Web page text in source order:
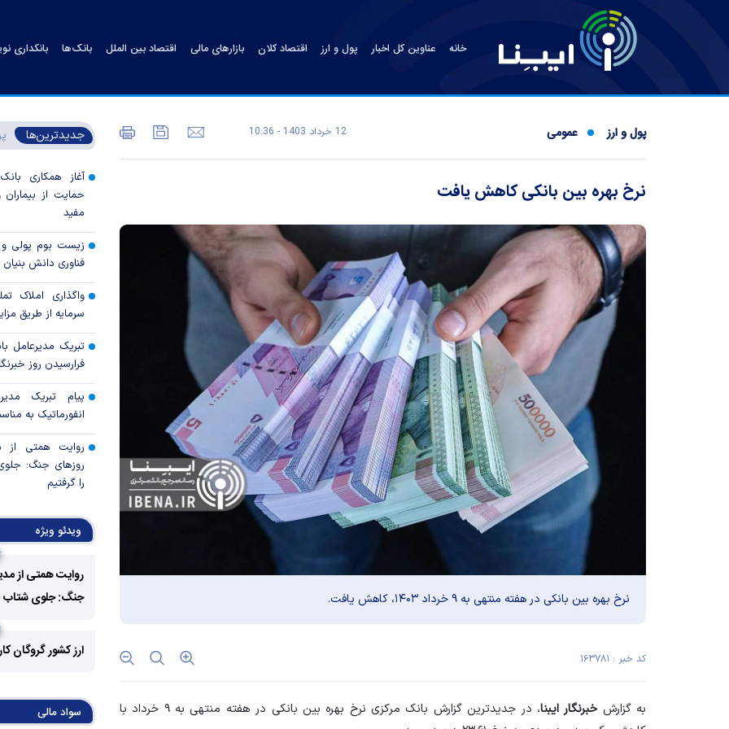
خانه عناوین کل اخبار پول و ارز اقتصاد کلان بازارهای مالی اقتصاد بین الملل بانک‌ها بانکداری
پول و ارز عمومی 12 خرداد 1403 - 10:36
نرخ بهره بین بانکی کاهش یافت
نرخ بهره بین بانکی در هفته منتهی به ۹ خرداد ۱۴۰۳، کاهش یافت.
کد خبر : ۱۶۳۷۸۱
به گزارش خبرنگار ایبنا
، در جدیدترین گزارش بانک مرکزی نرخ بهره بین بانکی در هفته منتهی به ۹ خرداد با
جدیدترین‌ها
آغاز همکاری
حمایت از بیماران
مفید
زیست بوم پولی و
فناوری دانش
واگذاری املاک
سرمایه از طریق
تبریک مدیرعامل
فرارسیدن روز
پیام تبریک
انفورماتیک به
روایت همتی از
روزهای جنگ:
را گرفتیم
صدرنشینی
استودیو
عبدالناصر همتی
آرایش جنگی
مهم‌ترین پروژه
نفت،
اتکای اقتصاد
ویدئو ویژه
روایت همتی از
جنگ: جلوی شتاب
ارز کشور گروگان
سواد مالی